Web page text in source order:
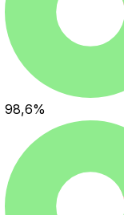
98,6%